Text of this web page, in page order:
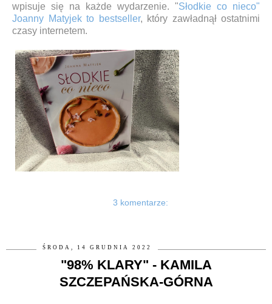
wpisuje się na każde wydarzenie. "Słodkie co nieco"
Joanny Matyjek to bestseller, który zawładnął ostatnimi
czasy internetem.
3 komentarze:
ŚRODA, 14 GRUDNIA 2022
"98% KLARY" - KAMILA
SZCZEPAŃSKA-GÓRNA